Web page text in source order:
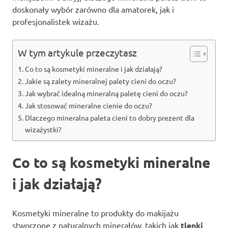
doskonały wybór zarówno dla amatorek, jak i
profesjonalistek wizażu.
W tym artykule przeczytasz
Co to są kosmetyki mineralne i jak działają?
Jakie są zalety mineralnej palety cieni do oczu?
Jak wybrać idealną mineralną paletę cieni do oczu?
Jak stosować mineralne cienie do oczu?
Dlaczego mineralna paleta cieni to dobry prezent dla
wizażystki?
Co to są kosmetyki mineralne
i jak działają?
Kosmetyki mineralne to produkty do makijażu
stworzone z naturalnych minerałów, takich jak tlenki